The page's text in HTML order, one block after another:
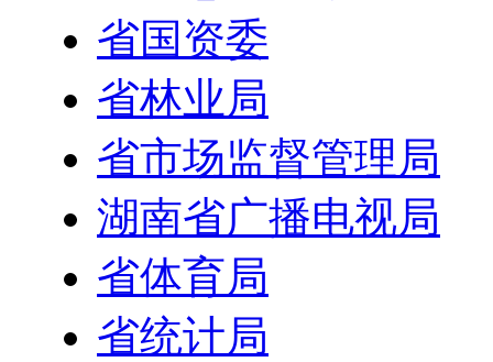
省国资委
省林业局
省市场监督管理局
湖南省广播电视局
省体育局
省统计局